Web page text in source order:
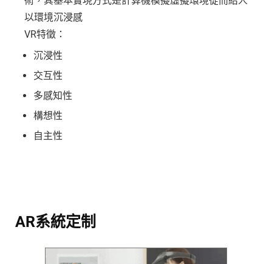
以環境沉浸感
VR特徵：
沉浸性
交互性
多感知性
構想性
自主性
AR系統定制